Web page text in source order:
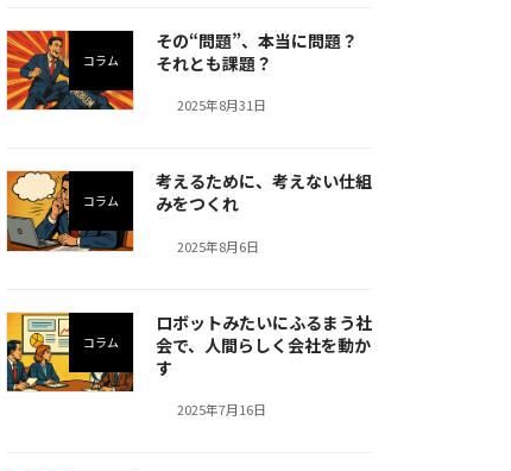
コラム
その“問題”、本当に問題？
それとも課題？
2025年8月31日
コラム
考えるために、考えない仕組
みをつくれ
2025年8月6日
コラム
ロボットみたいにふるまう社
会で、人間らしく会社を動か
す
2025年7月16日